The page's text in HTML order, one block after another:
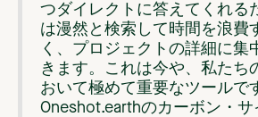
つダイレクトに答えてくれる
は漫然と検索して時間を浪費
く、プロジェクトの詳細に集
きます。これは今や、私たち
おいて極めて重要なツールで
Oneshot.earthのカーボン・